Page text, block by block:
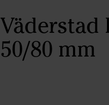
Väderstad
50/80 mm